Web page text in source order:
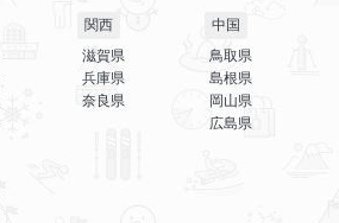
関西
滋賀県
兵庫県
奈良県
中国
鳥取県
島根県
岡山県
広島県